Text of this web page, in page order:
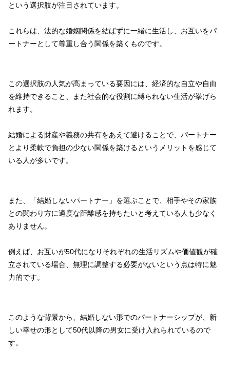
という選択肢が注目されています。
これらは、法的な婚姻関係を結ばずに一緒に生活し、お互いをパ
ートナーとして尊重し合う関係を築くものです。
この選択肢の人気が高まっている要因には、経済的な自立や自由
を維持できること、また社会的な役割に縛られない生活が挙げら
れます。
結婚による財産や義務の共有をあえて避けることで、パートナー
とより柔軟で負担の少ない関係を築けるというメリットを感じて
いる人が多いです。
また、「結婚しないパートナー」を選ぶことで、相手やその家族
との関わり方に適度な距離感を持ちたいと考えている人も少なく
ありません。
例えば、お互いが50代になりそれぞれの生活リズムや価値観が確
立されている場合、無理に調整する必要がないという点は特に魅
力的です。
このような背景から、結婚しない形でのパートナーシップが、新
しい幸せの形として50代以降の男女に受け入れられているので
す。